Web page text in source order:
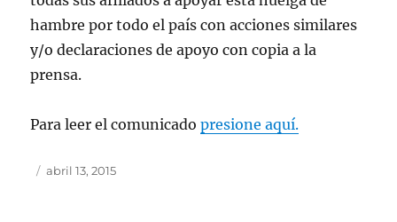
hambre por todo el país con acciones similares
y/o declaraciones de apoyo con copia a la
prensa.
Para leer el comunicadopresione aquí.
Autor
Publicado
abril 13, 2015